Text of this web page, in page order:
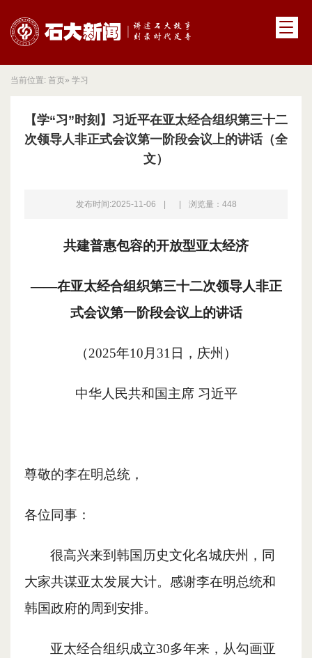
当前位置: 首页» 学习
【学“习”时刻】习近平在亚太经合组织第三十二
次领导人非正式会议第一阶段会议上的讲话（全
文）
发布时间:2025-11-06 浏览量： 448
共建普惠包容的开放型亚太经济
——在亚太经合组织第三十二次领导人非正
式会议第一阶段会议上的讲话
（2025年10月31日，庆州）
中华人民共和国主席 习近平
尊敬的李在明总统，
各位同事：
很高兴来到韩国历史文化名城庆州，同
大家共谋亚太发展大计。感谢李在明总统和
韩国政府的周到安排。
亚太经合组织成立30多年来，从勾画亚